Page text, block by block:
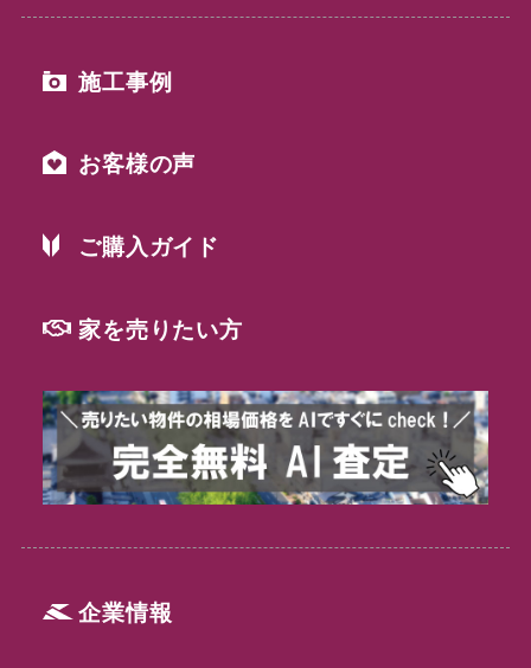
施工事例
お客様の声
ご購入ガイド
家を売りたい方
企業情報